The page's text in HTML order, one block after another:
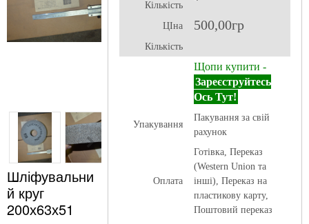
Шліфувальни
й круг
200х63х51
Кількість
ЦІна 500,00гр
Кількість
Щопи купити -
Зареєструйтесь
Ось Тут!
Упакування
Пакування за свій
рахунок
Оплата
Готівка, Переказ
(Western Union та
інші), Переказ на
пластикову карту,
Поштовий переказ